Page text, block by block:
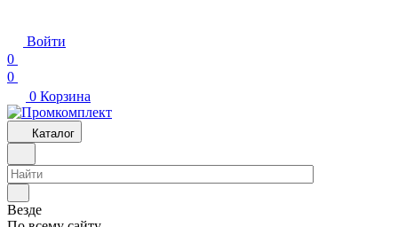
Войти
0
0
0 Корзина
Каталог
Везде